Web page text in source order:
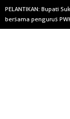
PELANTIKAN: Bupati
bersama pengurus